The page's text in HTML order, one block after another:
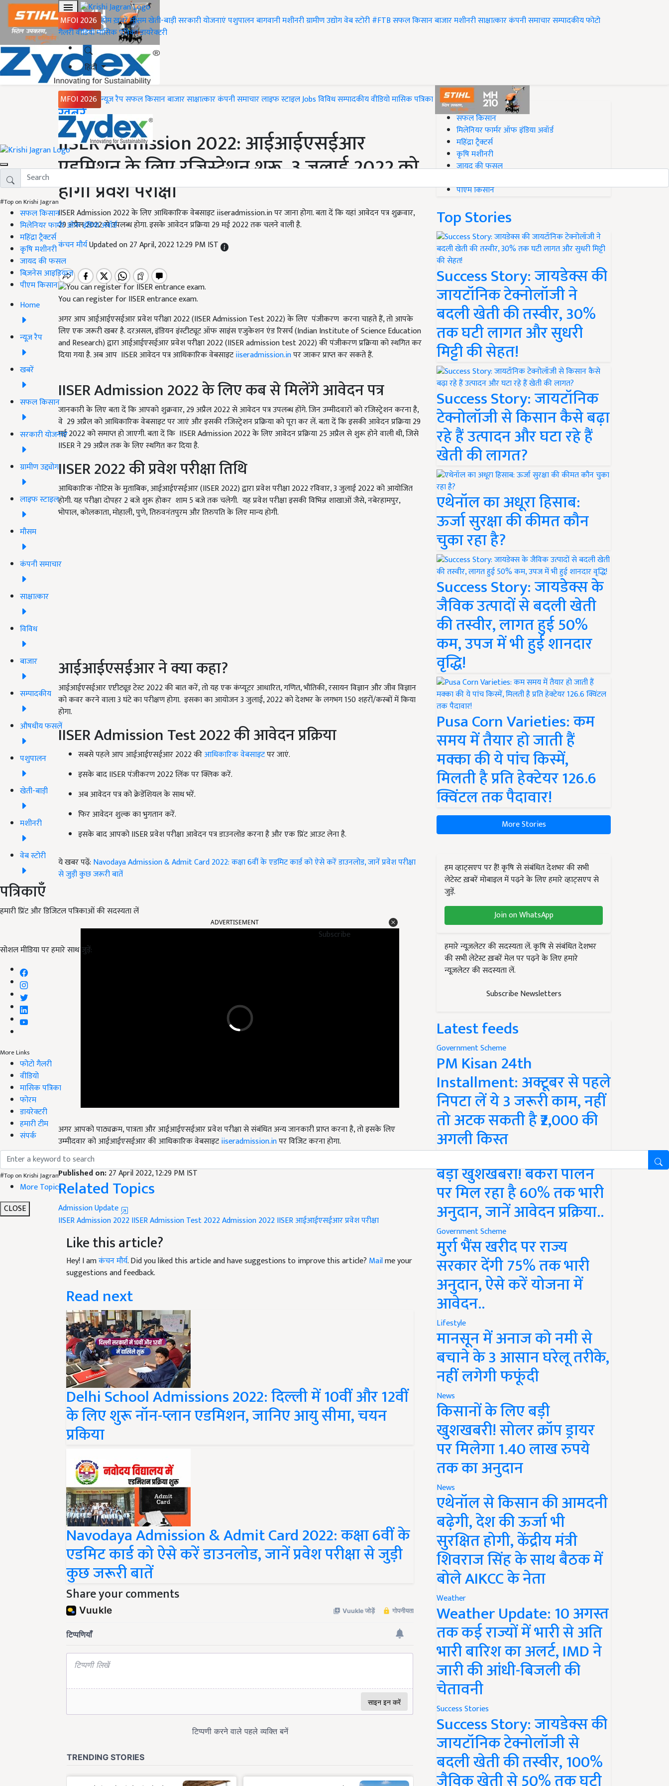
MFOI 2026 होमख़बरेंमौसमखेती-बाड़ीसरकारी योजनाएंपशुपालनबागवानीमशीनरीग्रामीण उद्योगवेब स्टोरी#FTBसफल किसानबाजारमशीनरीसाक्षात्कारकंपनी समाचारसम्पादकीयफोटो
गैलरीवीडियोमासिक पत्रिकाडायरेक्टरी
हिंदी
MFOI 2026 न्यूज़ रैपसफल किसानबाजारसाक्षात्कारकंपनी समाचारलाइफ स्टाइलJobsविविधसम्पादकीयवीडियोमासिक पत्रिका
#Top on Krishi Jagran
सफल किसान
मिलेनियर फार्मर ऑफ इंडिया अवॉर्ड
महिंद्रा ट्रैक्टर्स
कृषि मशीनरी
जायद की फसल
बिज़नेस आइडियाज
पीएम किसान
Home
न्यूज़ रैप
खबरें
सफल किसान
सरकारी योजनाएं
ग्रामीण उद्द्योग
लाइफ स्टाइल
मौसम
कंपनी समाचार
साक्षात्कार
विविध
बाजार
सम्पादकीय
औषधीय फसलें
पशुपालन
खेती-बाड़ी
मशीनरी
वेब स्टोरी
पत्रिकाएँ
हमारी प्रिंट और डिजिटल पत्रिकाओं की सदस्यता लें
Subscribe
सोशल मीडिया पर हमारे साथ जुड़ें:
More Links
फोटो गैलरी
वीडियो
मासिक पत्रिका
फोरम
डायरेक्टरी
हमारी टीम
संपर्क
#Top on Krishi Jagran
More Topics
CLOSE
Home
ख़बरें
IISER Admission 2022: आईआईएसईआर
एडमिशन के लिए रजिस्ट्रेशन शुरू, 3 जुलाई 2022 को
होगी प्रवेश परीक्षा
IISER Admission 2022 के लिए आधिकारिक वेबसाइट iiseradmission.in पर जाना होगा. बता दें कि यहां आवेदन पत्र शुक्रवार,
29 अप्रैल 2022 से उपलब्ध होगा. इसके आवेदन प्रक्रिया 29 मई 2022 तक चलने वाली है.
कंचन मौर्यUpdated on 27 April, 2022 12:29 PM IST
You can register for IISER entrance exam.
अगर आप आईआईएसईआर प्रवेश परीक्षा 2022 (IISER Admission Test 2022)के लिए पंजीकरण करना चाहते हैं, तो आपके
लिए एक जरूरी खबर है. दरअसल, इंडियन इंस्टीट्यूट ऑफ साइंस एजुकेशन एंड रिसर्च (Indian Institute of Science Education
and Research)द्वारा आईआईएसईआर प्रवेश परीक्षा2022 (IISER admission test 2022)की पंजीकरण प्रक्रिया को स्थगित कर
दिया गया है. अब आप IISERआवेदन पत्र आधिकारिक वेबसाइटiiseradmission.inपर जाकर प्राप्त कर सकते हैं.
IISER Admission2022के लिए कब से मिलेंगे आवेदन पत्र
जानकारी के लिए बता दें कि आपको शुक्रवार, 29अप्रैल2022से आवेदन पत्र उपलब्ध होंगे. जिन उम्मीदवारों को रजिस्ट्रेशन करना है,
वे 29अप्रैल को आधिकारिक वेबसाइट पर जाएं और इसकी रजिस्ट्रेशन प्रक्रिया को पूरा कर लें. बता दें कि इसकी आवेदन प्रक्रिया29
मई2022को समाप्त हो जाएगी. बता दें कि IISER Admission2022 के लिए आवेदन प्रक्रिया25अप्रैल से शुरू होने वाली थी,जिसे
IISERने29अप्रैल तक के लिए स्थगित कर दिया है.
IISER 2022की प्रवेश परीक्षा तिथि
आधिकारिक नोटिस के मुताबिक, आईआईएसईआर (IISER 2022)द्वारा प्रवेश परीक्षा2022रविवार, 3जुलाई2022को आयोजित
होगी. यह परीक्षा दोपहर2बजे शुरू होकर शाम5बजे तक चलेगी. यह प्रवेश परीक्षा इसकी विभिन्न शाखाओं जैसे, नबेरहामपुर,
भोपाल,कोलकाता,मोहाली,पुणे,तिरुवनंतपुरम और तिरुपति के लिए मान्य होगी.
आईआईएसईआर ने क्या कहा?
आईआईएसईआर एप्टीट्यूड टेस्ट 2022की बात करें, तो यह एक कंप्यूटर आधारित,गणित,भौतिकी,रसायन विज्ञान और जीव विज्ञान
को कवर करने वाला3घंटे का परीक्षण होगा. इसका का आयोजन3जुलाई, 2022को देशभर के लगभग150शहरों/कस्बों में किया
होगा.
IISER Admission Test 2022 की आवेदन प्रक्रिया
सबसे पहले आप आईआईएसईआर 2022कीआधिकारिक वेबसाइटपर जाएं.
इसके बाद IISERपंजीकरण2022लिंक पर क्लिक करें.
अब आवेदन पत्र को क्रेडेंशियल के साथ भरें.
फिर आवेदन शुल्क का भुगतान करें.
इसके बाद आपको IISERप्रवेश परीक्षा आवेदन पत्र डाउनलोड करना है और एक प्रिंट आउट लेना है.
ये खबर पढ़ें: Navodaya Admission & Admit Card 2022: कक्षा 6वीं के एडमिट कार्ड को ऐसे करें डाउनलोड, जानें प्रवेश परीक्षा
से जुड़ी कुछ जरूरी बातें
उम्मीदवार को आईआईएसईआर की आधिकारिक वेबसाइटiiseradmission.inपर विजिट करना होगा.
English Summary:Application forms for IISER Admission will be available from 29th April to 29th May 2022
Published on:
Related Topics
Admission Update
IISER Admission 2022
Like this article?
Hey! I amकंचन मौर्य. Did you liked this article and have suggestions to improve this article?
suggestions and feedback.
Read next
Delhi School Admissions 2022: दिल्ली में 10वीं और 12वीं
के लिए शुरू नॉन-प्लान एडमिशन, जानिए आयु सीमा, चयन
प्रकिया
Navodaya Admission & Admit Card 2022: कक्षा 6वीं के
एडमिट कार्ड को ऐसे करें डाउनलोड, जानें प्रवेश परीक्षा से जुड़ी
कुछ जरूरी बातें
Share your comments
#Top on Krishi Jagran
सफल किसान
मिलेनियर फार्मर ऑफ इंडिया अवॉर्ड
महिंद्रा ट्रैक्टर्स
कृषि मशीनरी
जायद की फसल
पीएम किसान
Top Stories
Success Story: जायडेक्स की
जायटॉनिक टेक्नोलॉजी ने
बदली खेती की तस्वीर, 30%
तक घटी लागत और सुधरी
मिट्टी की सेहत!
Success Story: जायटॉनिक
टेक्नोलॉजी से किसान कैसे बढ़ा
रहे हैं उत्पादन और घटा रहे हैं
खेती की लागत?
एथेनॉल का अधूरा हिसाब:
ऊर्जा सुरक्षा की कीमत कौन
चुका रहा है?
Success Story: जायडेक्स के
जैविक उत्पादों से बदली खेती
की तस्वीर, लागत हुई 50%
कम, उपज में भी हुई शानदार
वृद्धि!
Pusa Corn Varieties: कम
समय में तैयार हो जाती हैं
मक्का की ये पांच किस्में,
मिलती है प्रति हेक्टेयर 126.6
क्विंटल तक पैदावार!
More Stories
हम व्हाट्सएप पर हैं! कृषि से संबंधित देशभर की सभी
लेटेस्ट ख़बरें मोबाइल में पढ़ने के लिए हमारे व्हाट्सएप से
जुड़ें.
Join on WhatsApp
हमारे न्यूज़लेटर की सदस्यता लें. कृषि से संबंधित देशभर
की सभी लेटेस्ट ख़बरें मेल पर पढ़ने के लिए हमारे
न्यूज़लेटर की सदस्यता लें.
Subscribe Newsletters
Latest feeds
Government Scheme
PM Kisan 24th
Installment: अक्टूबर से पहले
निपटा लें ये 3 जरूरी काम, नहीं
तो अटक सकती है ₹2,000 की
अगली किस्त
बड़ी खुशखबरी! बकरी पालन
पर मिल रहा है 60% तक भारी
अनुदान, जानें आवेदन प्रक्रिया..
Government Scheme
मुर्रा भैंस खरीद पर राज्य
सरकार देंगी 75% तक भारी
अनुदान, ऐसे करें योजना में
आवेदन..
Lifestyle
मानसून में अनाज को नमी से
बचाने के 3 आसान घरेलू तरीके,
नहीं लगेगी फफूंदी
News
किसानों के लिए बड़ी
खुशखबरी! सोलर क्रॉप ड्रायर
पर मिलेगा 1.40 लाख रुपये
तक का अनुदान
News
एथेनॉल से किसान की आमदनी
बढ़ेगी, देश की ऊर्जा भी
सुरक्षित होगी, केंद्रीय मंत्री
शिवराज सिंह के साथ बैठक में
बोले AIKCC के नेता
Weather
Weather Update: 10 अगस्त
तक कई राज्यों में भारी से अति
भारी बारिश का अलर्ट, IMD ने
जारी की आंधी-बिजली की
चेतावनी
Success Stories
Success Story: जायडेक्स की
जायटॉनिक टेक्नोलॉजी से
बदली खेती की तस्वीर, 100%